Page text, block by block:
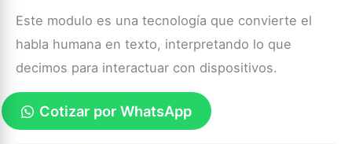
Este modulo es una tecnología que convierte el
habla humana en texto, interpretando lo que
decimos para interactuar con dispositivos.
Cotizar por WhatsApp